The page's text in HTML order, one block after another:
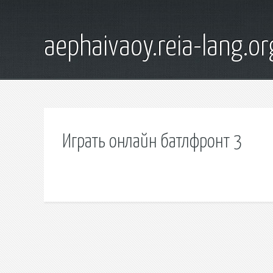
aephaivaoy.reia-
Играть онлайн батлфронт 3